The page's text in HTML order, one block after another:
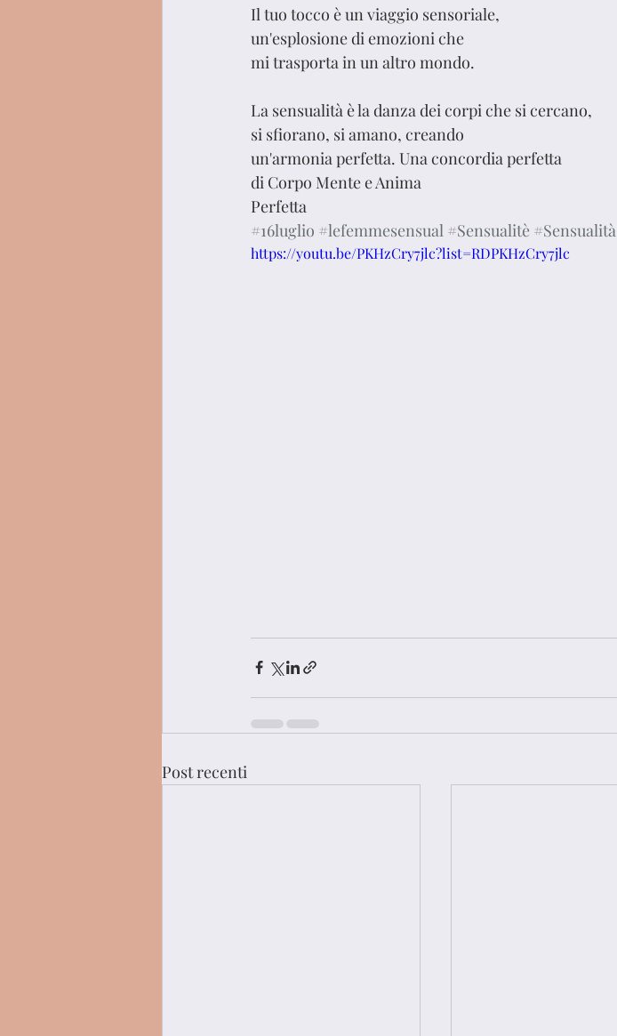
Il tuo tocco è un viaggio sensoriale,
un'esplosione di emozioni che
mi trasporta in un altro mondo.
La sensualità è la danza dei corpi che si cercano,
si sfiorano, si amano, creando
un'armonia perfetta. Una concordia perfetta
di Corpo Mente e Anima
Perfetta
#16luglio #lefemmesensual #Sensualitè #Sensualità
https://youtu.be/PKHzCry7jlc?list=RDPKHzCry7jlc
Post recenti